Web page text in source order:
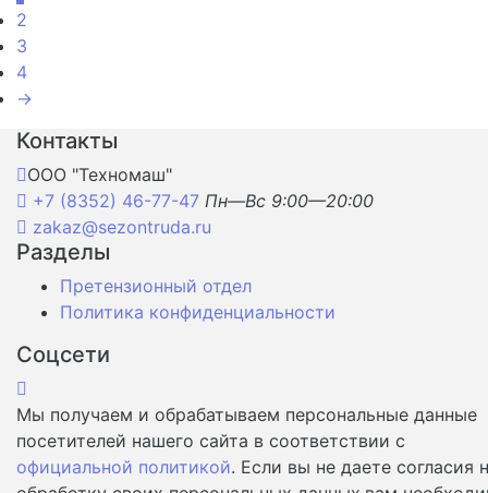
2
3
4
→
Контакты
ООО "Техномаш"
+7 (8352) 46-77-47 Пн—Вс 9:00—20:00
zakaz@sezontruda.ru
Разделы
Претензионный отдел
Политика конфиденциальности
Соцсети
Мы получаем и обрабатываем персональные данные
посетителей нашего сайта в соответствии с
официальной политикой. Если вы не даете согласия